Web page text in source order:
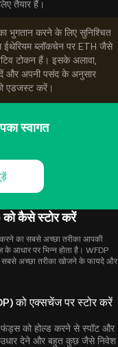
तैयार हैं।
भुगतान करने के लिए सुनिश्चित
ब्लॉकचेन पर ETH जैसे
टोकन हैं। इसके अलावा,
दें और अपनी पसंद के अनुसार
एडजस्ट करें।
स्वागत
कैसे स्टोर करें
का सबसे अच्छा तरीका आपकी
आधार पर भिन्न होता है। WFDP
सबसे अच्छा तरीका खोजने के फायदे और
को एक्सचेंज पर स्टोर करें
को होल्ड करने से स्पॉट और
उधार देने और बहुत कुछ जैसे निवेश